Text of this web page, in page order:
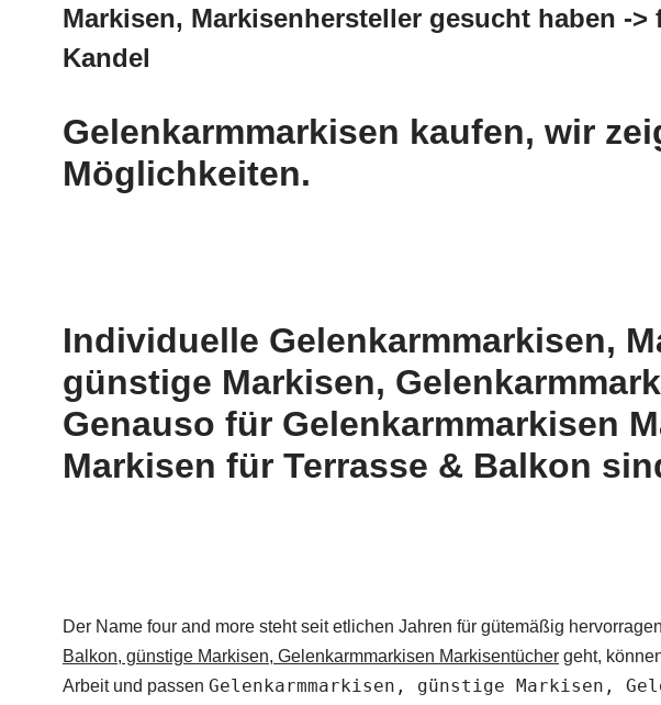
Markisen, Markisenhersteller gesucht haben -
Kandel
Gelenkarmmarkisen kaufen, wir
Möglichkeiten.
Individuelle Gelenkarmmarkisen,
günstige Markisen,
Genauso für Gelenkarmmarkisen
Markisen für Terrasse & Balkon
Der Name four and more steht seit etlichen Jahren für gütemäßig
Balkon, günstige Markisen, Gelenkarmmarkisen Markisentücher geht,
Arbeit und passen Gelenkarmmarkisen, günstige Markisen,